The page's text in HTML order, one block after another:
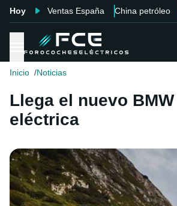
Hoy Ventas España China petróleo
Inicio Noticias
Llega el nuevo
eléctrica